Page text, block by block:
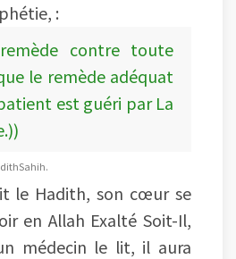
:
contre toute
le remède adéquat
est guéri par La
Sahih.
le Hadith, son cœur se
en Allah Exalté Soit-Il,
médecin le lit, il aura